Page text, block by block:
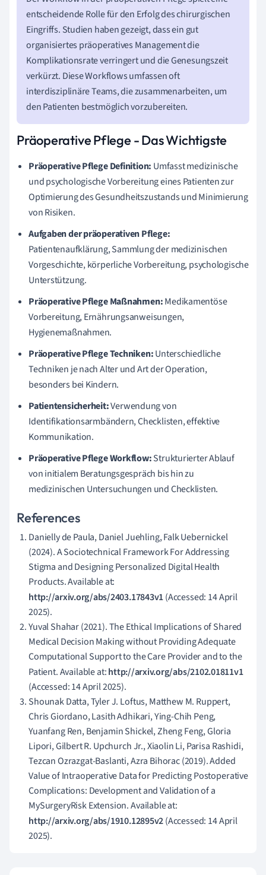
entscheidende Rolle für den Erfolg des chirurgischen
Eingriffs. Studien haben gezeigt, dass ein gut
organisiertes präoperatives Management die
Komplikationsrate verringert und die Genesungszeit
verkürzt. Diese Workflows umfassen oft
interdisziplinäre Teams, die zusammenarbeiten, um
den Patienten bestmöglich vorzubereiten.
Präoperative Pflege - Das Wichtigste
Präoperative Pflege Definition: Umfasst medizinische
und psychologische Vorbereitung eines Patienten zur
Optimierung des Gesundheitszustands und Minimierung
von Risiken.
Aufgaben der präoperativen Pflege:
Patientenaufklärung, Sammlung der medizinischen
Vorgeschichte, körperliche Vorbereitung, psychologische
Unterstützung.
Präoperative Pflege Maßnahmen:Medikamentöse
Vorbereitung, Ernährungsanweisungen,
Hygienemaßnahmen.
Präoperative Pflege Techniken:Unterschiedliche
Techniken je nach Alter und Art der Operation,
besonders bei Kindern.
Patientensicherheit:Verwendung von
Identifikationsarmbändern, Checklisten, effektive
Kommunikation.
Präoperative Pflege Workflow:Strukturierter Ablauf
von initialem Beratungsgespräch bis hin zu
medizinischen Untersuchungen und Checklisten.
References
Danielly de Paula, Daniel Juehling, Falk Uebernickel
(2024). A Sociotechnical Framework For Addressing
Stigma and Designing Personalized Digital Health
Products. Available at:
http://arxiv.org/abs/2403.17843v1(Accessed: 14 April
2025).
Yuval Shahar (2021). The Ethical Implications of Shared
Medical Decision Making without Providing Adequate
Computational Support to the Care Provider and to the
Patient. Available at:http://arxiv.org/abs/2102.01811v1
(Accessed: 14 April 2025).
Shounak Datta, Tyler J. Loftus, Matthew M. Ruppert,
Chris Giordano, Lasith Adhikari, Ying-Chih Peng,
Yuanfang Ren, Benjamin Shickel, Zheng Feng, Gloria
Lipori, Gilbert R. Upchurch Jr., Xiaolin Li, Parisa Rashidi,
Tezcan Ozrazgat-Baslanti, Azra Bihorac (2019). Added
Value of Intraoperative Data for Predicting Postoperative
Complications: Development and Validation of a
MySurgeryRisk Extension. Available at:
http://arxiv.org/abs/1910.12895v2(Accessed: 14 April
2025).